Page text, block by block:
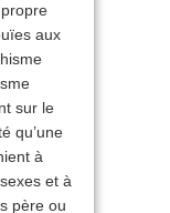
aux
sur le
qu’une
à
et à
père ou